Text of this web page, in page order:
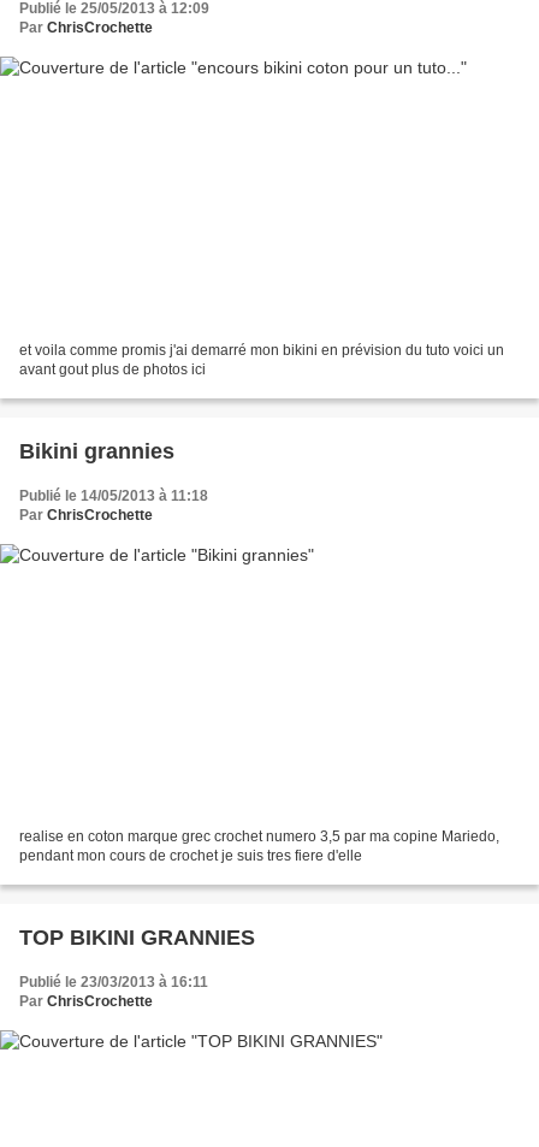
Publié le 25/05/2013 à 12:09
Par ChrisCrochette
et voila comme promis j'ai demarré mon bikini en prévision du tuto voici un
avant gout plus de photos ici
Bikini grannies
Publié le 14/05/2013 à 11:18
Par ChrisCrochette
realise en coton marque grec crochet numero 3,5 par ma copine Mariedo,
pendant mon cours de crochet je suis tres fiere d'elle
TOP BIKINI GRANNIES
Publié le 23/03/2013 à 16:11
Par ChrisCrochette